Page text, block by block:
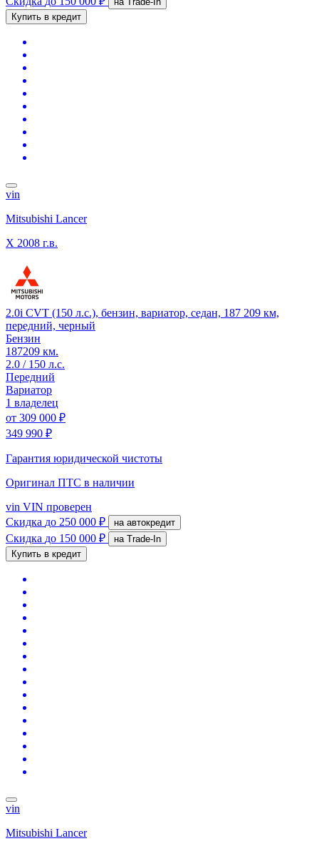
Купить в кредит
vin
Mitsubishi Lancer
X 2008 г.в.
2.0i CVT (150 л.с.), бензин, вариатор, седан, 187 209 км,
передний, черный
Бензин
187209 км.
2.0 / 150 л.с.
Передний
Вариатор
1 владелец
от 309 000 ₽
349 990 ₽
Гарантия юридической чистоты
Оригинал ПТС в наличии
vin VIN проверен
Скидка до 250 000 ₽ на автокредит
Скидка до 150 000 ₽
на Trade-In
Купить в кредит
vin
Mitsubishi Lancer